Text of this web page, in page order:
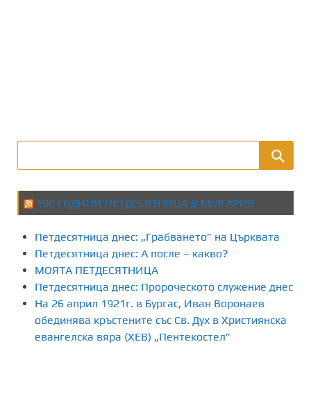
100 ГОДИНИ ПЕТДЕСЯТНИЦА В БЪЛГАРИЯ
Петдесятница днес: „Грабването” на Църквата
Петдесятница днес: А после – какво?
МОЯТА ПЕТДЕСЯТНИЦА
Петдесятница днес: Пророческото служение днес
На 26 април 1921г. в Бургас, Иван Воронаев
обединява кръстените със Св. Дух в Християнска
евангелска вяра (ХЕВ) „Пентекостел”